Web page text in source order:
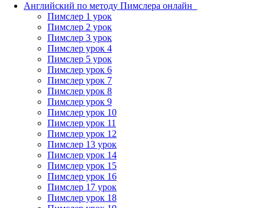
Английский по методу Пимслера онлайн_
Пимслер 1 урок
Пимслер 2 урок
Пимслер 3 урок
Пимслер урок 4
Пимслер 5 урок
Пимслер урок 6
Пимслер урок 7
Пимслер урок 8
Пимслер урок 9
Пимслер урок 10
Пимслер урок 11
Пимслер урок 12
Пимслер 13 урок
Пимслер урок 14
Пимслер урок 15
Пимслер урок 16
Пимслер 17 урок
Пимслер урок 18